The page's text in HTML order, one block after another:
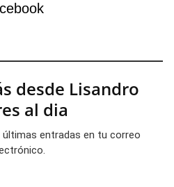
desde Lisandro
al dia
entradas en tu correo